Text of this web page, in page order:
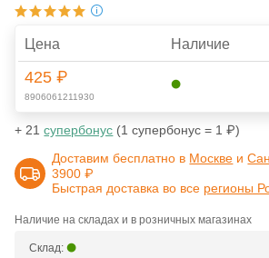
Цена Наличие
425 ₽
8906061211930
+ 21супербонус (1 супербонус = 1 ₽)
Доставим бесплатно в Москве и
3900 ₽
Быстрая доставка во все регионы
Наличие на складах и в розничных магазинах
Склад: